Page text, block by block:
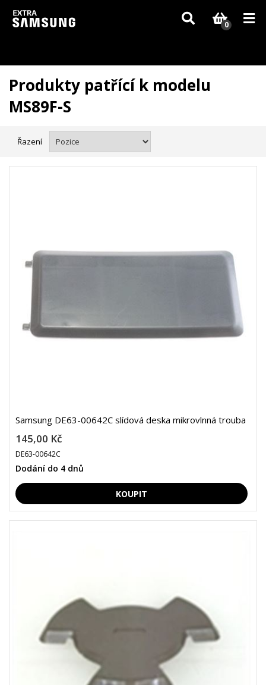
Vzhledem k aktuální situaci se může dodání dílů, které nejsou skladem,
zpozdit. Děkujeme za pochopení.
0
Produkty patřící k modelu
MS89F-S
Řazení
Samsung DE63-00642C slídová deska mikrovlnná trouba
145,00 Kč
DE63-00642C
Dodání do 4 dnů